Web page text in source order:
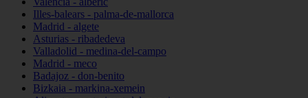
Illes-balears - palma-de-mallorca
Madrid - algete
Asturias - ribadedeva
Valladolid - medina-del-campo
Madrid - meco
Badajoz - don-benito
Bizkaia - markina-xemein